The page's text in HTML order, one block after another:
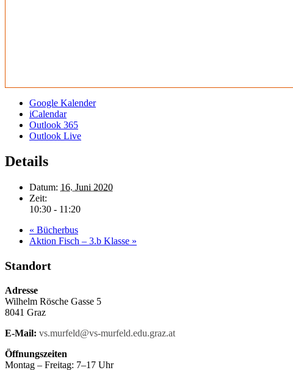
Google Kalender
iCalendar
Outlook 365
Outlook Live
Details
Datum: 16. Juni 2020
Zeit:
10:30 - 11:20
« Bücherbus
Aktion Fisch – 3.b Klasse »
Standort
Adresse
Wilhelm Rösche Gasse 5
8041 Graz
E-Mail: vs.murfeld@vs-murfeld.edu.graz.at
Öffnungszeiten
Montag – Freitag: 7–17 Uhr